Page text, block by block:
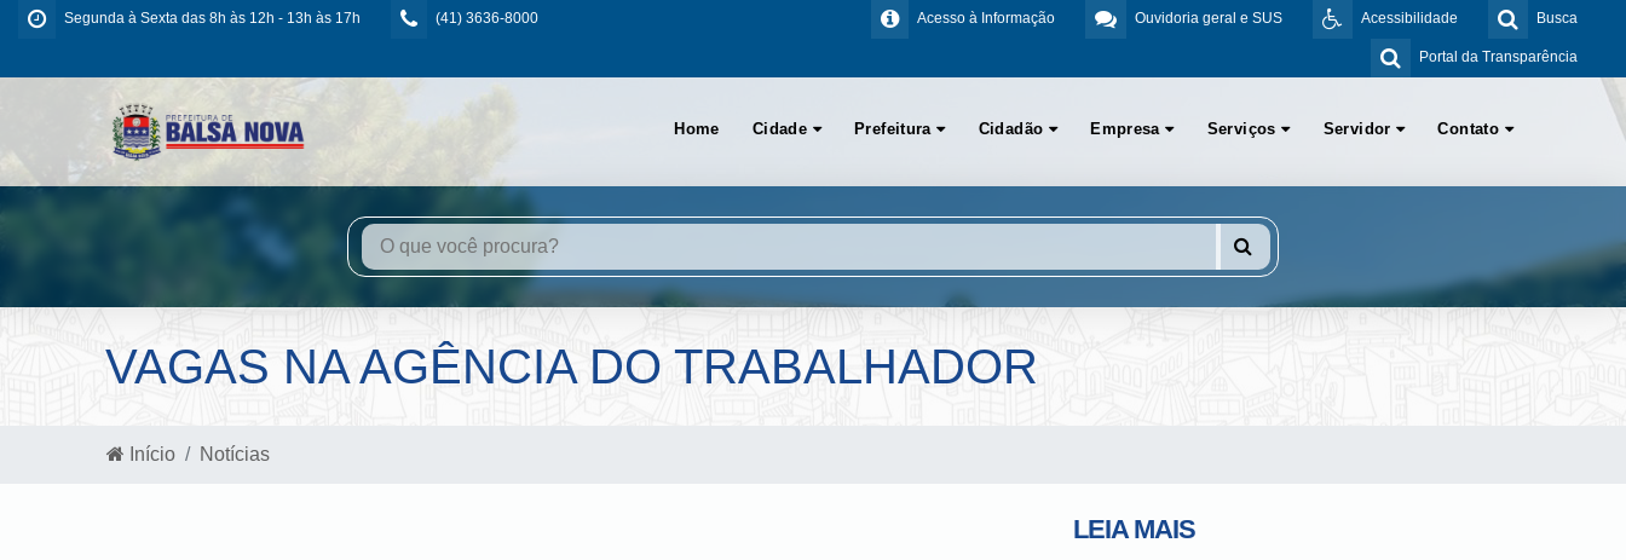
Segunda à Sexta das 8h às 12h - 13h às 17h (41) 3636-8000 Busca
Acessibilidade
Ouvidoria geral e SUS
Acesso à Informação
Portal da Transparência
Home Cidade Prefeitura Cidadão Empresa Serviços Servidor Contato
VAGAS NA AGÊNCIA DO TRABALHADOR
Início Notícias
LEIA MAIS